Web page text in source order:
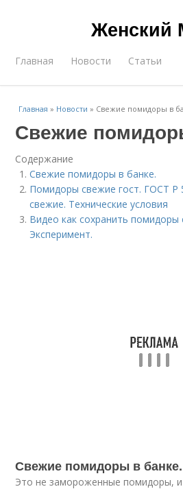
Женский
Главная Новости Статьи
Главная » Новости » Свежие помидоры в
Свежие
Содержание
Свежие помидоры в банке.
Помидоры свежие гост. ГОСТ Р
свежие. Технические условия
Видео как сохранить помидоры
Эксперимент.
Свежие помидоры в банке.
Это не замороженные помидоры,